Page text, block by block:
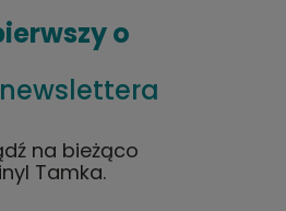
o
na bieżąco
Tamka.